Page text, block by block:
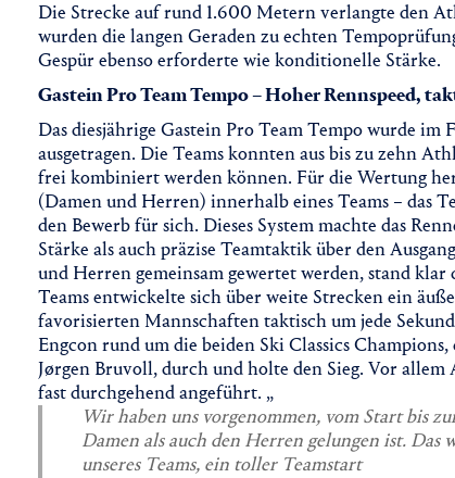
Die Strecke auf rund 1.600 Metern verlangte den
wurden die langen Geraden zu echten
Gespür ebenso erforderte wie konditionelle Stärke.
Gastein Pro Team Tempo – Hoher Rennspeed,
Das diesjährige Gastein Pro Team Tempo wurde im
ausgetragen. Die Teams konnten aus bis zu zehn
frei kombiniert werden können. Für die Wertung
(Damen und Herren) innerhalb eines Teams – das
den Bewerb für sich. Dieses System machte das
Stärke als auch präzise Teamtaktik über den
und Herren gemeinsam gewertet werden, stand klar
Teams entwickelte sich über weite Strecken ein
favorisierten Mannschaften taktisch um jede
Engcon rund um die beiden Ski Classics
Jørgen Bruvoll, durch und holte den Sieg. Vor
fast durchgehend angeführt. „
Wir haben uns vorgenommen, vom Start bis
Damen als auch den Herren gelungen ist. Das
unseres Teams, ein toller Teamstart